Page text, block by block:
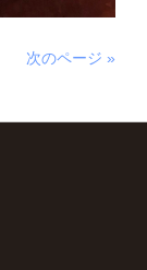
次のページ »